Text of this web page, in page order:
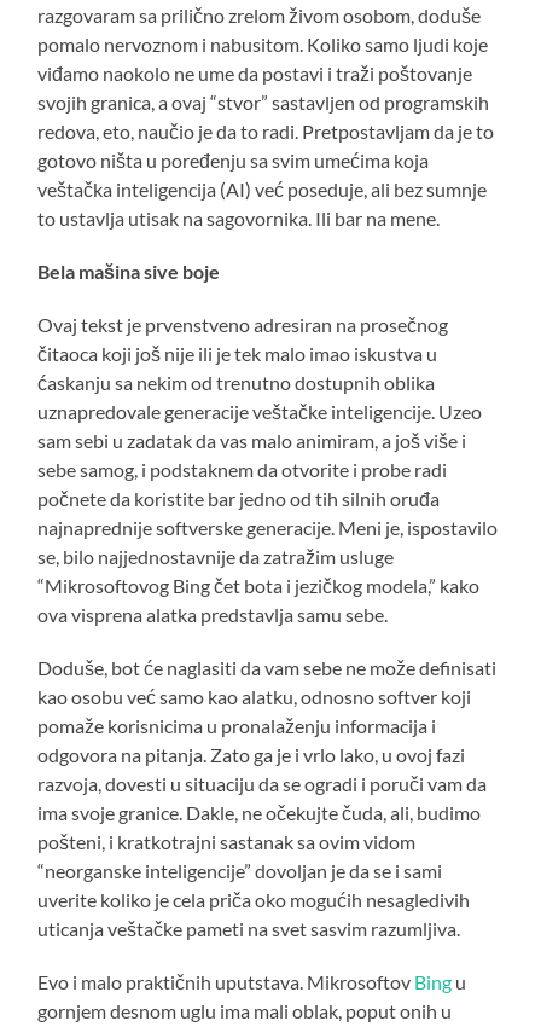
razgovaram sa prilično zrelom živom osobom, doduše
pomalo nervoznom i nabusitom. Koliko samo ljudi koje
viđamo naokolo ne ume da postavi i traži poštovanje
svojih granica, a ovaj “stvor” sastavljen od programskih
redova, eto, naučio je da to radi. Pretpostavljam da je to
gotovo ništa u poređenju sa svim umećima koja
veštačka inteligencija (AI) već poseduje, ali bez sumnje
to ustavlja utisak na sagovornika. Ili bar na mene.
Bela mašina sive boje
Ovaj tekst je prvenstveno adresiran na prosečnog
čitaoca koji još nije ili je tek malo imao iskustva u
ćaskanju sa nekim od trenutno dostupnih oblika
uznapredovale generacije veštačke inteligencije. Uzeo
sam sebi u zadatak da vas malo animiram, a još više i
sebe samog, i podstaknem da otvorite i probe radi
počnete da koristite bar jedno od tih silnih oruđa
najnaprednije softverske generacije. Meni je, ispostavilo
se, bilo najjednostavnije da zatražim usluge
“Mikrosoftovog Bing čet bota i jezičkog modela,” kako
ova visprena alatka predstavlja samu sebe.
Doduše, bot će naglasiti da vam sebe ne može definisati
kao osobu već samo kao alatku, odnosno softver koji
pomaže korisnicima u pronalaženju informacija i
odgovora na pitanja. Zato ga je i vrlo lako, u ovoj fazi
razvoja, dovesti u situaciju da se ogradi i poruči vam da
ima svoje granice. Dakle, ne očekujte čuda, ali, budimo
pošteni, i kratkotrajni sastanak sa ovim vidom
“neorganske inteligencije” dovoljan je da se i sami
uverite koliko je cela priča oko mogućih nesagledivih
uticanja veštačke pameti na svet sasvim razumljiva.
Evo i malo praktičnih uputstava. Mikrosoftov Bing u
gornjem desnom uglu ima mali oblak, poput onih u